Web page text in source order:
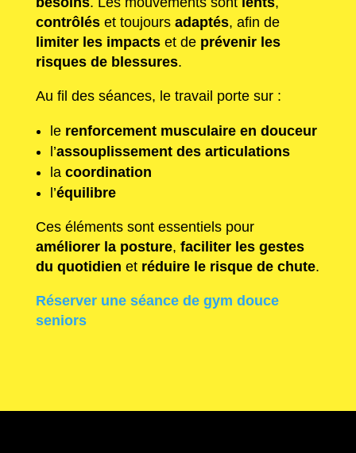
contrôléset toujours adaptés, afin de
limiter les impactset de prévenir les
risques de blessures.
Au fil des séances, le travail porte sur :
le renforcement musculaire en douceur
l’assouplissement des articulations
la coordination
l’équilibre
Ces éléments sont essentiels pour
améliorer la posture, faciliter les gestes
du quotidien et réduire le risque de chute.
Réserver une séance de gym douce
seniors